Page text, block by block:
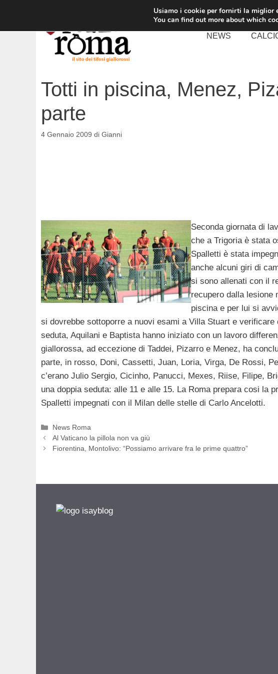
contenuto
NEWS
Totti in piscina, Menez,
parte
4 Gennaio 2009 di Gianni
Seconda giornata di
che a Trigoria è stata
Spalletti è stata
anche alcuni giri di
si sono allenati con il
recupero dalla lesione
piscina e per lui si
si dovrebbe sottoporre a nuovi esami a Villa Stuart e
seduta, Aquilani e Baptista hanno iniziato con un lavoro
giallorossa, ad eccezione di Taddei, Pizarro e Menez, ha
parte, in rosso, Doni, Cassetti, Juan, Loria, Virga, De Rossi,
c’erano Julio Sergio, Cicinho, Panucci, Mexes, Riise, Filipe,
una doppia seduta: alle 11 e alle 15. La Roma prepara cosi la
Spalletti impegnati con il Milan delle stelle di Carlo Ancelotti.
Categorie
News Roma
Al Vaticano la pillola non va giù
Fiorentina, Montolivo: “Possiamo arrivare fra le prime quattro”
Usiamo i cookie per fornirti la miglior
You can find out more about which